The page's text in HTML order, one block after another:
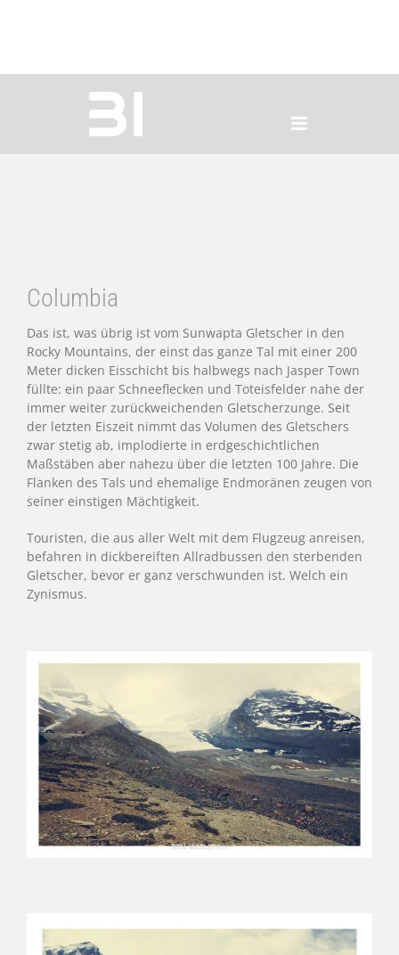
Columbia
Das ist, was übrig ist vom Sunwapta Gletscher in den
Rocky Mountains, der einst das ganze Tal mit einer 200
Meter dicken Eisschicht bis halbwegs nach Jasper Town
füllte: ein paar Schneeflecken und Toteisfelder nahe der
immer weiter zurückweichenden Gletscherzunge. Seit
der letzten Eiszeit nimmt das Volumen des Gletschers
zwar stetig ab, implodierte in erdgeschichtlichen
Maßstäben aber nahezu über die letzten 100 Jahre. Die
Flanken des Tals und ehemalige Endmoränen zeugen von
seiner einstigen Mächtigkeit.
Touristen, die aus aller Welt mit dem Flugzeug anreisen,
befahren in dickbereiften Allradbussen den sterbenden
Gletscher, bevor er ganz verschwunden ist. Welch ein
Zynismus.